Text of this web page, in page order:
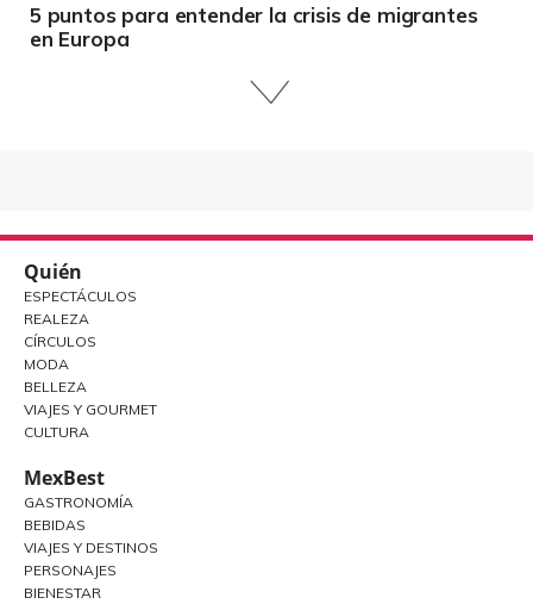
5 puntos para entender la crisis de migrantes
en Europa
Quién
ESPECTÁCULOS
REALEZA
CÍRCULOS
MODA
BELLEZA
VIAJES Y GOURMET
CULTURA
MexBest
GASTRONOMÍA
BEBIDAS
VIAJES Y DESTINOS
PERSONAJES
BIENESTAR